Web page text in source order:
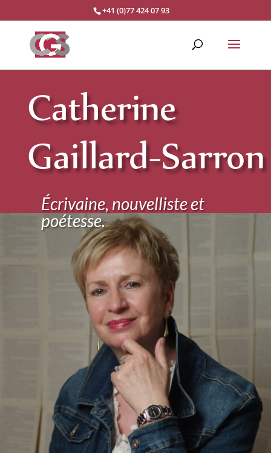
+41 (0)77 424 07 93
Catherine
Gaillard-Sarron
Écrivaine, nouvelliste et
poétesse.